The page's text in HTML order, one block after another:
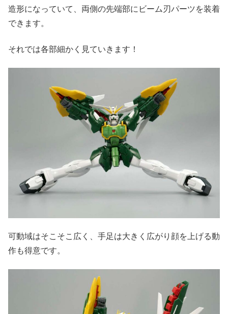
造形になっていて、両側の先端部にビーム刃パーツを装着
できます。
それでは各部細かく見ていきます！
可動域はそこそこ広く、手足は大きく広がり顔を上げる動
作も得意です。